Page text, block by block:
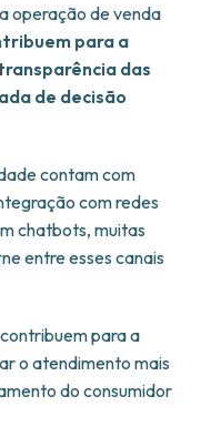
operação de venda
para a
das
de decisão
contam com
com redes
chatbots, muitas
entre esses canais
para a
o atendimento mais
do consumidor